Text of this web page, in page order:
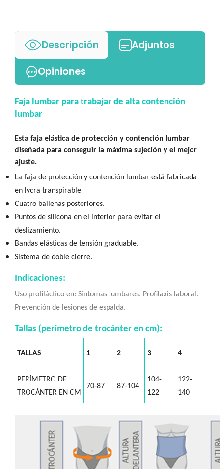
Descripción
Adjuntos
Opiniones
Faja lumbar para trabajar de alta contención
lumbar
Esta faja elástica de protección y contención lumbar
diseñada para conseguir la máxima sujeción y el mejor
ajuste.
La faja de protección y contención lumbar está fabricada
en lycra transpirable.
Cuatro ballenas posteriores.
Puntos de silicona en el interior para evitar el
deslizamiento.
Bandas elásticas de tensión graduable.
Sistema de doble cierre.
Indicaciones:
Uso profiláctico en: Síntomas lumbares. Profilaxis laboral.
Prevención de lesiones de espalda.
Tallas (perímetro de trocánter en cm):
TALLAS 1 2 3 4
PERÍMETRO DE
TROCÁNTER EN CM
70-87 87-104
104-
122
122-
140